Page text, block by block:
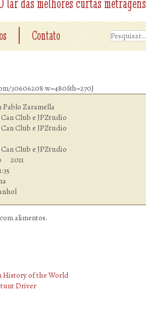
Contato
30606208 w=480&h=270]
2011
Espanhol
alimentos.
History of the World
Driver